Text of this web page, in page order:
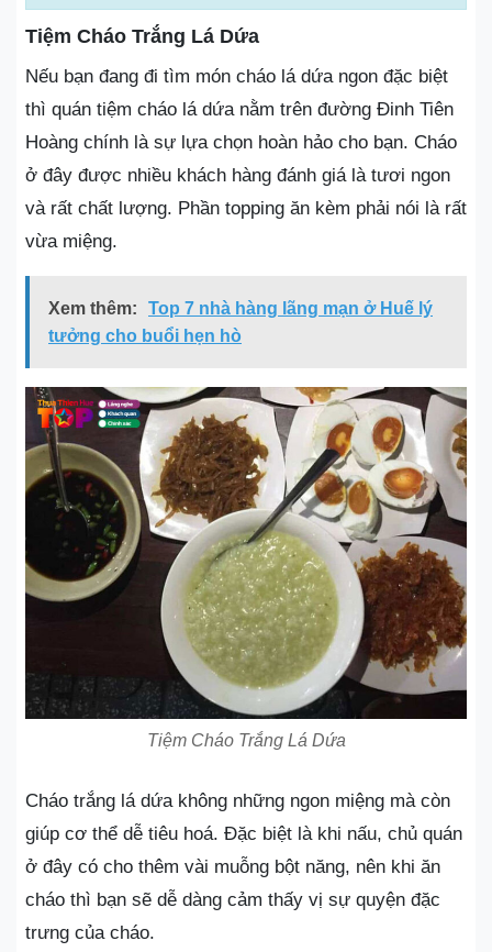
Tiệm Cháo Trắng Lá Dứa
Nếu bạn đang đi tìm món cháo lá dứa ngon đặc biệt
thì quán tiệm cháo lá dứa nằm trên đường Đinh Tiên
Hoàng chính là sự lựa chọn hoàn hảo cho bạn. Cháo
ở đây được nhiều khách hàng đánh giá là tươi ngon
và rất chất lượng. Phần topping ăn kèm phải nói là rất
vừa miệng.
Xem thêm:
Top 7 nhà hàng lãng mạn ở Huế lý
tưởng cho buổi hẹn hò
Tiệm Cháo Trắng Lá Dứa
Cháo trắng lá dứa không những ngon miệng mà còn
giúp cơ thể dễ tiêu hoá. Đặc biệt là khi nấu, chủ quán
ở đây có cho thêm vài muỗng bột năng, nên khi ăn
cháo thì bạn sẽ dễ dàng cảm thấy vị sự quyện đặc
trưng của cháo.